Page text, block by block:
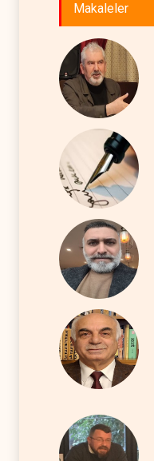
Makaleler